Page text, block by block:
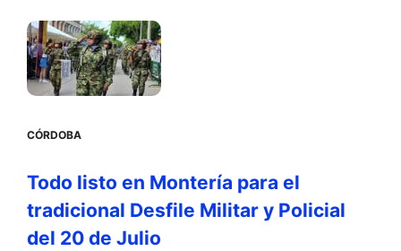
CÓRDOBA
Todo listo en Montería para el
tradicional Desfile Militar y Policial
del 20 de Julio